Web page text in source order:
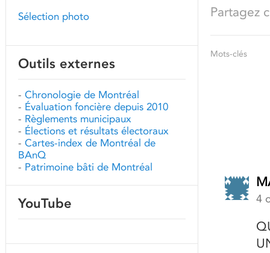
Partagez
Mots-clés
4
Sélection photo
Outils externes
- Chronologie de Montréal
- Évaluation foncière depuis 2010
- Règlements municipaux
- Élections et résultats électoraux
- Cartes-index de Montréal de
BAnQ
- Patrimoine bâti de Montréal
YouTube